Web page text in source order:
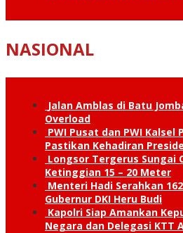
NASIONAL
Jalan Amblas di Batu
Overload
PWI Pusat dan PWI Kalsel
Pastikan Kehadiran
Longsor Tergerus Sungai
Ketinggian 15 – 20 Meter
Menteri Hadi Serahkan
Gubernur DKI Heru Budi
Kapolri Siap Amankan
Negara dan Delegasi KTT